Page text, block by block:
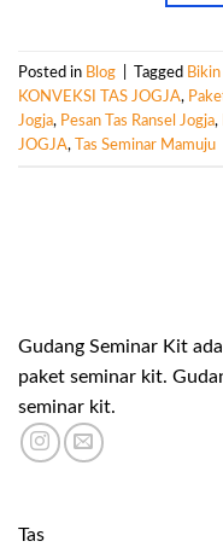
Posted in Blog Tagged
KONVEKSI TAS JOGJA,
Jogja, Pesan Tas Ransel Jogja,
JOGJA, Tas Seminar Mamuju
Gudang Seminar Kit
paket seminar kit.
seminar kit.
Tas